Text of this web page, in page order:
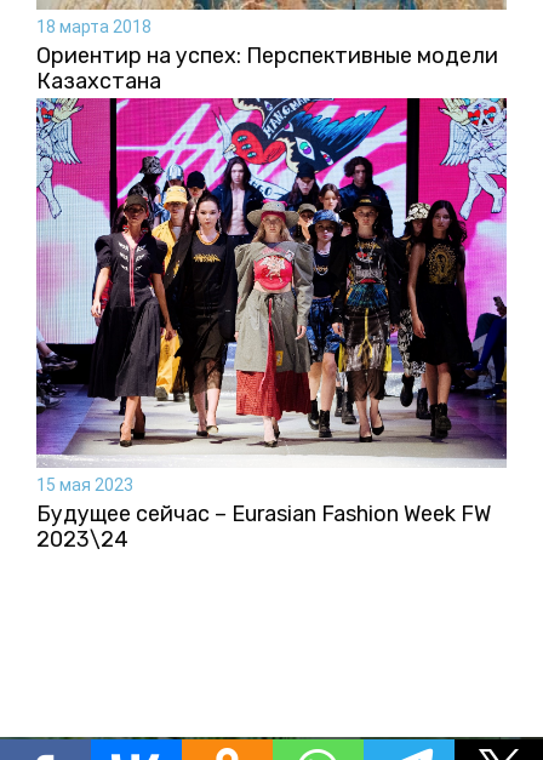
18 марта 2018
Ориентир на успех: Перспективные модели
Казахстана
15 мая 2023
Будущее сейчас – Eurasian Fashion Week FW
2023\24